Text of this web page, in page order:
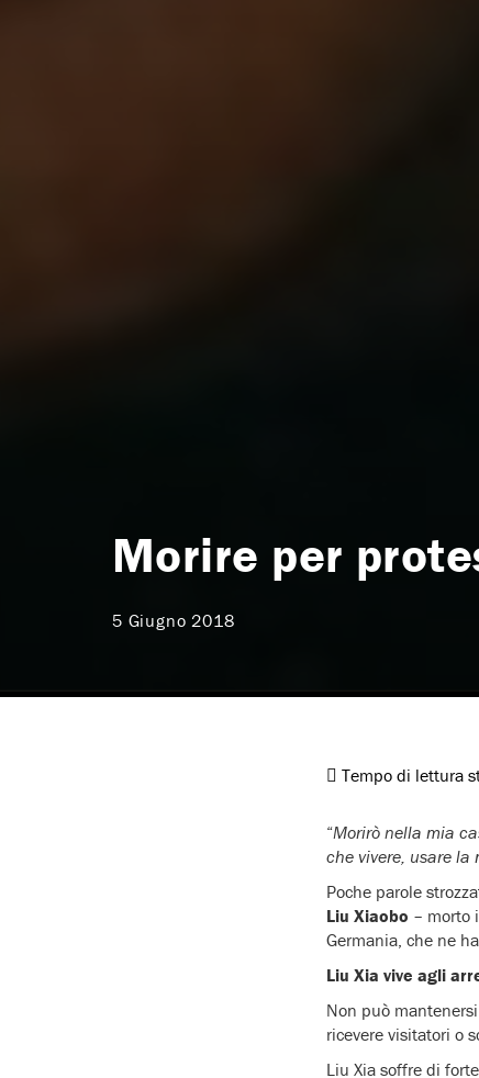
Morire per
5 Giugno 2018
Tempo di lettura
“Morirò nella mia
che vivere, usare la
Poche parole
Liu Xiaobo – morto
Germania, che ne
Liu Xia vive agli
Non può
ricevere visitatori o
Liu Xia soffre di